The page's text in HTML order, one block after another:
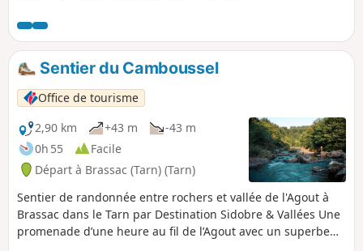
du Sidobre avec l'avantage de trouver
des chemins ou des pistes qui seront
accessibles à tous.Beaux points de vue
sur la Montagne Noire et la plaine
castraise.
Sentier du Camboussel
Office de tourisme
2,90 km
+43 m
-43 m
0h 55
Facile
Départ à Brassac (Tarn) (Tarn)
Sentier de randonnée entre rochers et vallée de l'Agout à
Brassac dans le Tarn par Destination Sidobre & Vallées Une
promenade d’une heure au fil de l’Agout avec un superbe